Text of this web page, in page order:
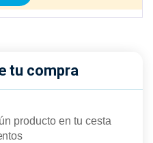
tu compra
producto en tu cesta